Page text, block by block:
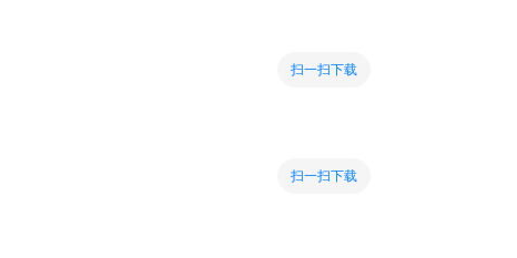
扫一扫下载
扫一扫下载